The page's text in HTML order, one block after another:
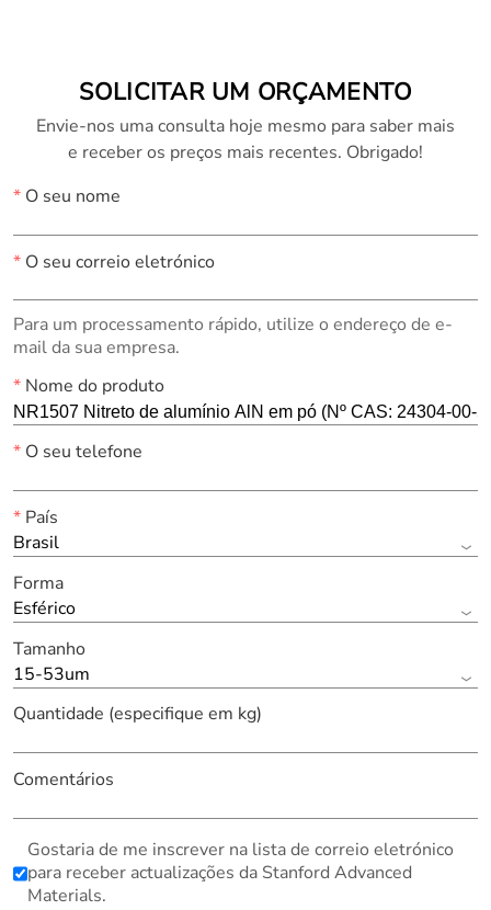
SOLICITAR UM ORÇAMENTO
Envie-nos uma consulta hoje mesmo para saber mais
e receber os preços mais recentes. Obrigado!
*O seu nome
*O seu correio eletrónico
Para um processamento rápido, utilize o endereço de e-
mail da sua empresa.
*Nome do produto
*O seu telefone
*País
Brasil
Forma
Esférico
Tamanho
15-53um
Quantidade (especifique em kg)
Comentários
Gostaria de me inscrever na lista de correio eletrónico
para receber actualizações da Stanford Advanced
Materials.